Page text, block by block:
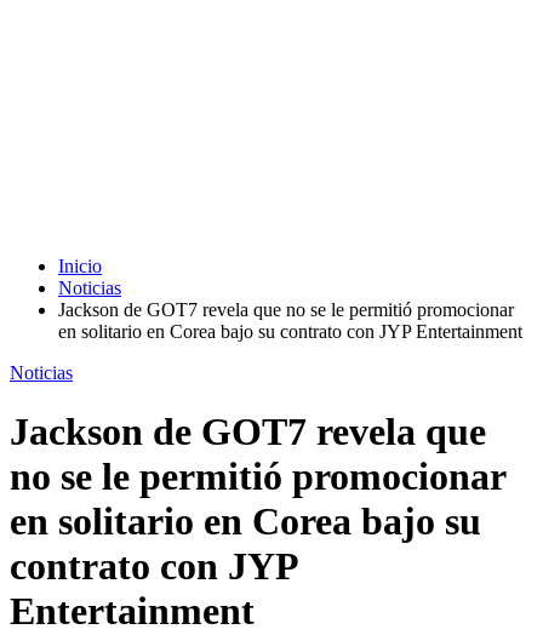
Inicio
Noticias
Jackson de GOT7 revela que no se le permitió promocionar
en solitario en Corea bajo su contrato con JYP Entertainment
Noticias
Jackson de GOT7 revela que
no se le permitió promocionar
en solitario en Corea bajo su
contrato con JYP
Entertainment